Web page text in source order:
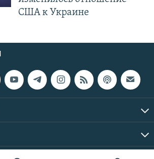
США к Украине